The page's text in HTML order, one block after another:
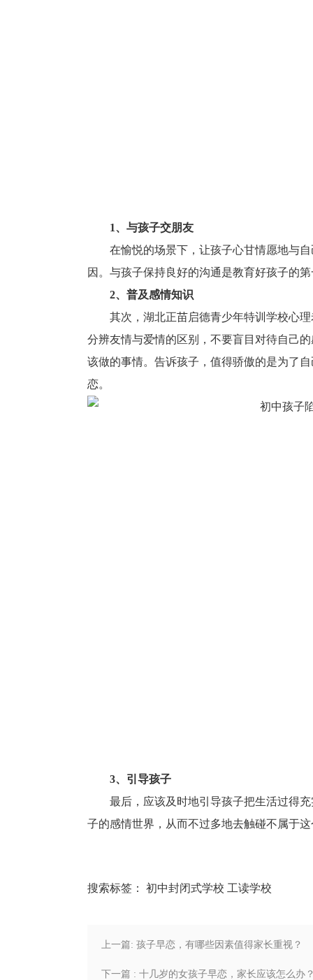
1、 与孩子交朋友
在愉悦的场景下，让孩子心甘情愿地与
因。与孩子保持良好的沟通是教育好孩子的
2、普及感情知识
其次，湖北正苗启德青少年特训学校心
分辨友情与爱情的区别，不要盲目对待自己
该做的事情。告诉孩子，值得骄傲的是为了
恋。
3、引导孩子
最后，应该及时地引导孩子把生活过得
子的感情世界，从而不过多地去触碰不属于
搜索标签： 初中封闭式学校 工读学校
上一篇: 孩子早恋，有哪些因素值得家长重视？
下一篇 : 十几岁的女孩子早恋，家长应该怎么办